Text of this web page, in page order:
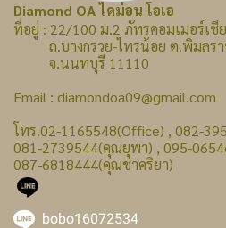
Diamond OA ไดม่อน โอเอ
ที่อยู่ : 22/100 ม.2 ภัทรคอมเมอร์เชี
ถ.บางกรวย-ไทรน้อย ต.พิมลรา
จ.นนทบุรี 11110
Email : diamondoa09@gmail.com
โทร.02-1165548(Office) , 082-
081-2739544(คุณยุพา) , 095-
087-6818444(คุณชาคริยา)
bobo16072534